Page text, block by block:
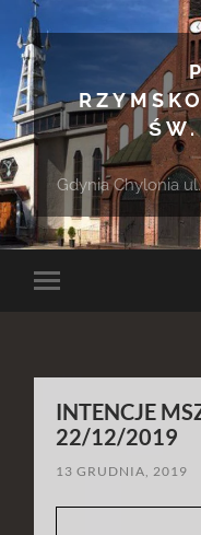
Gdynia Chylonia
Toggle
INTENCJE
22/12/2019
13 GRUDNIA, 2019